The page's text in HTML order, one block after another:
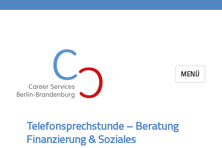
MENÜ
Telefonsprechstunde – Beratung
Finanzierung & Soziales